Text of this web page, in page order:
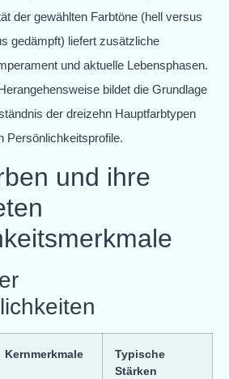
der gewählten Farbtöne (hell versus
gedämpft) liefert zusätzliche
und aktuelle Lebensphasen.
bildet die Grundlage
der dreizehn Hauptfarbtypen
Persönlichkeitsprofile.
und ihre
Kernmerkmale
Typische
Stärken